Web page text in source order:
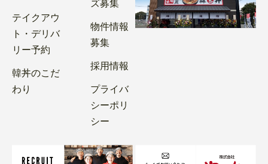
テイクアウ
ト・デリバ
リー予約
韓丼のこだ
わり
物件情報
募集
採用情報
プライバ
シーポリ
シー